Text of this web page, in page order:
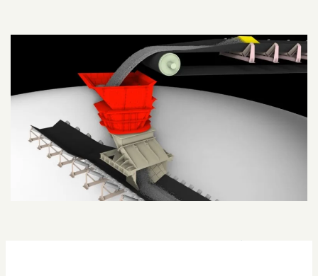
I Narvik utformades de nya skeppslastarna med målet att lasta